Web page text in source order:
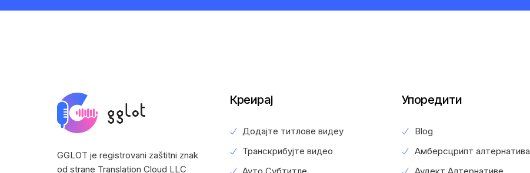
GGLOT je registrovani zaštitni znak
od strane Translation Cloud LLC
Креирај
Додајте титлове видеу
Транскрибујте видео
Упоредити
Blog
Амберсцрипт алтернатива